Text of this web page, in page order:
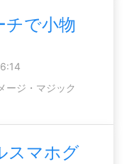
チで小物
ージ・マジック
スマホグ